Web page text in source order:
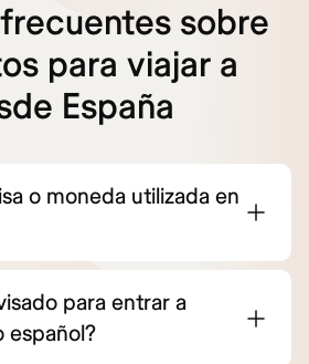
sobre
para viajar a
España
o moneda utilizada en
para entrar a
español?